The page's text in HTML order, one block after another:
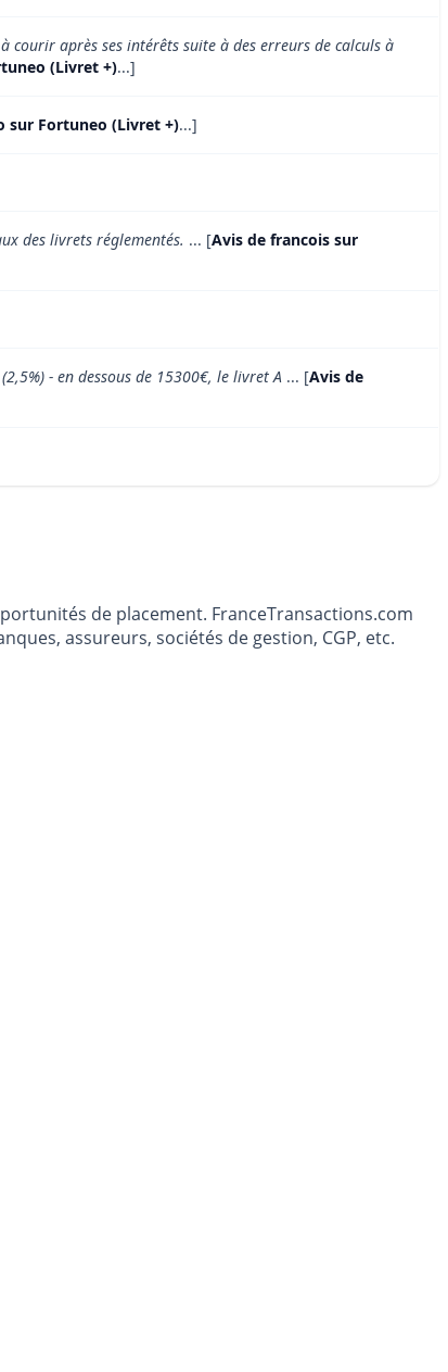
après ses intérêts suite à des erreurs de calculs à
(Livret +)...]
sur Fortuneo (Livret +)...]
des livrets réglementés. ... [Avis de francois sur
- en dessous de 15300€, le livret A ... [Avis de
de placement. FranceTransactions.com
assureurs, sociétés de gestion, CGP, etc.